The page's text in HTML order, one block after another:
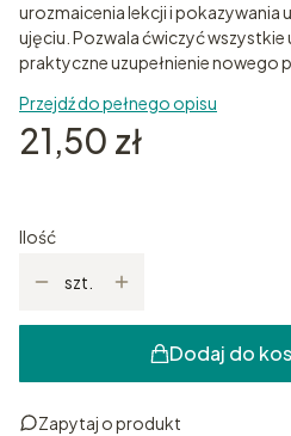
urozmaicenia lekcji i pokazywania
ujęciu. Pozwala ćwiczyć
praktyczne uzupełnienie nowego
Przejdź do pełnego opisu
Cena
21,50 zł
Ilość
szt.
Dodaj do
Zapytaj o produkt